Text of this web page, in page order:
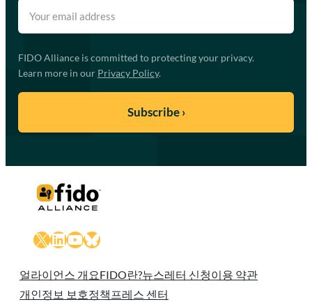
FIDO Alliance is committed to protecting your privacy.
Learn more in our Privacy Policy.
X LinkedIn
YouTube
Bluesky
얼라이언스 개요FIDO란?뉴스레터 신청이용 약관
개인정보 보호정책 프레스 센터